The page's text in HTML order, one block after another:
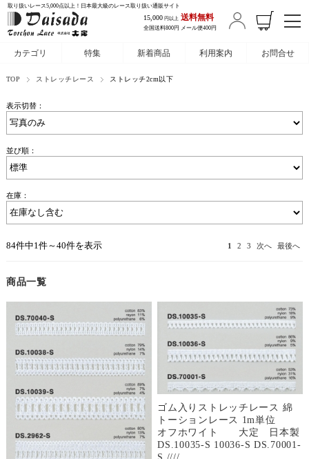
取り扱いレース5,000点以上！日本最大級のレース取り扱い通販サイト
15,000 円以上 送料無料
全国送料800円 メール便400円
カテゴリ 特集 新着商品 利用案内 お問合せ
TOP ストレッチレース ストレッチ2cm以下
表示切替：
並び順：
在庫：
84件中1件～40件を表示 1 2 3 次へ 最後へ
商品一覧
ゴム入りストレッチレース 綿
トーションレース 1m単位
オフホワイト 大定 日本製
DS.10035-S 10036-S DS.70001-